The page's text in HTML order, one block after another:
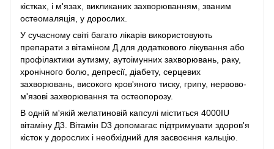
кістках, і м'язах, викликаних захворюванням, званим
остеомаляція, у дорослих.
У сучасному світі багато лікарів використовують
препарати з вітаміном Д для додаткового лікування або
профілактики аутизму, аутоімунних захворювань, раку,
хронічного болю, депресії, діабету, серцевих
захворювань, високого кров'яного тиску, грипу, нервово-
м'язові захворювання та остеопорозу.
В одній м'якій желатиновій капсулі міститься 4000IU
вітаміну Д3. Вітамін D3 допомагає підтримувати здоров'я
кісток у дорослих і необхідний для засвоєння кальцію.